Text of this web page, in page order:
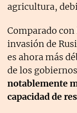
agricultura,
Comparado
invasión de
es ahora más
de los
notablemente
capacidad de